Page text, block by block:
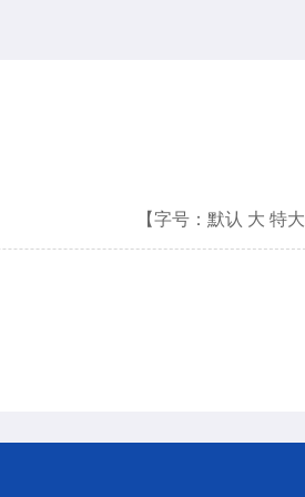
【字号： 默认 大 特大